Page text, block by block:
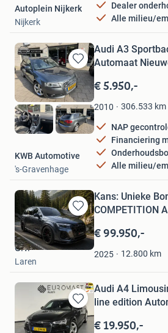
Dealer
Alle milieu/
Autoplein Nijkerk
Nijkerk
Bewaren
in
Mijn
Favorieten
Audi A3
Automaat
€ 5.950,-
2010 306.533 km
NAP
Financiering
Alle milieu/
KWB Automotive
's-Gravenhage
Bewaren
in
Mijn
Favorieten
Kans: Unieke
COMPETITION
€ 99.950,-
2025 12.800 km
G.T.
Laren
Bewaren
in
Audi A4
line edition
€ 19.950,-